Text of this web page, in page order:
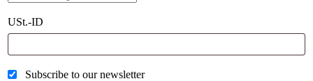
USt.-ID
Subscribe to our newsletter